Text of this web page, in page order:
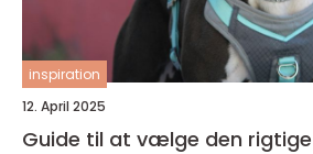
inspiration
12. April 2025
Guide til at vælge den